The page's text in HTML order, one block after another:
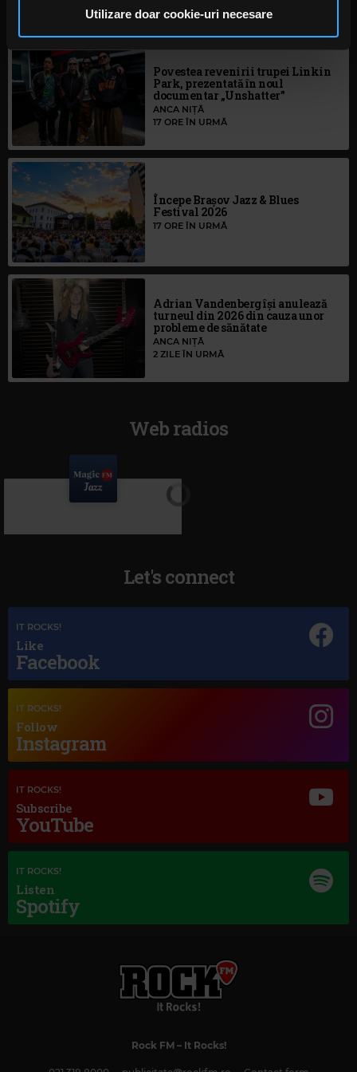
pot combina cu alte informații oferite de dvs. sau culese
în urma folosirii serviciilor lor. În cazul în care alegeți să
continuați să utilizați website-ul nostru, sunteți de acord
cu utilizarea modulelor noastre cookie.
Utilizare doar cookie-uri necesare
Povestea revenirii trupei Linkin
Park, prezentată în noul
documentar „Unshatter”
ANCA NIȚĂ
17 ORE ÎN URMĂ
Începe Brașov Jazz & Blues
Festival 2026
17 ORE ÎN URMĂ
Adrian Vandenberg își anulează
turneul din 2026 din cauza unor
probleme de sănătate
ANCA NIȚĂ
2 ZILE ÎN URMĂ
Web radios
Magic Jazz
Magic Classic Music
Let's connect
IT ROCKS!
Like
Facebook
IT ROCKS!
Follow
Instagram
IT ROCKS!
Subscribe
YouTube
IT ROCKS!
Listen
Spotify
Rock FM– It Rocks!